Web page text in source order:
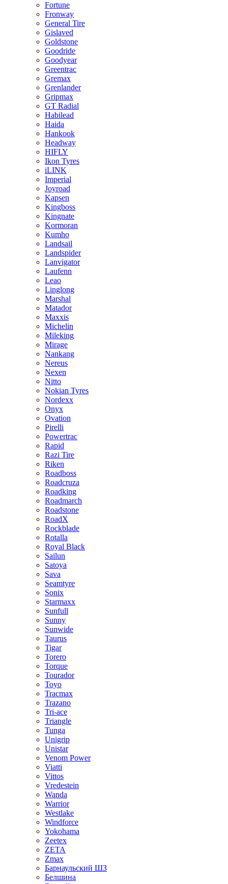
Fortune
Fronway
General Tire
Gislaved
Goldstone
Goodride
Goodyear
Greentrac
Gremax
Grenlander
Gripmax
GT Radial
Habilead
Haida
Hankook
Headway
HIFLY
Ikon Tyres
iLINK
Imperial
Joyroad
Kapsen
Kingboss
Kingnate
Kormoran
Kumho
Landsail
Landspider
Lanvigator
Laufenn
Leao
Linglong
Marshal
Matador
Maxxis
Michelin
Mileking
Mirage
Nankang
Nereus
Nexen
Nitto
Nokian Tyres
Nordexx
Onyx
Ovation
Pirelli
Powertrac
Rapid
Razi Tire
Riken
Roadboss
Roadcruza
Roadking
Roadmarch
Roadstone
RoadX
Rockblade
Rotalla
Royal Black
Sailun
Satoya
Sava
Seamtyre
Sonix
Starmaxx
Sunfull
Sunny
Sunwide
Taurus
Tigar
Torero
Torque
Tourador
Toyo
Tracmax
Trazano
Tri-ace
Triangle
Tunga
Unigrip
Unistar
Venom Power
Viatti
Vittos
Vredestein
Wanda
Warrior
Westlake
Windforce
Yokohama
Zeetex
ZETA
Zmax
Барнаульский ШЗ
Белшина